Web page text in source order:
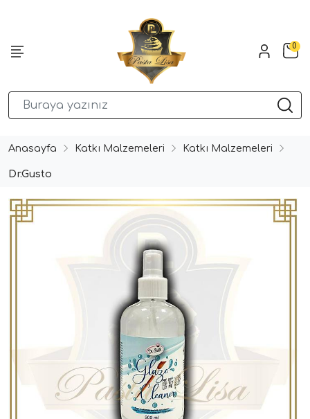
0
Anasayfa Katkı Malzemeleri Katkı Malzemeleri
Dr.Gusto